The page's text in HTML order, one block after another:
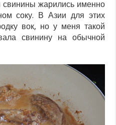
свинины жарились именно
соку. В Азии для этих
вок, но у меня такой
свинину на обычной